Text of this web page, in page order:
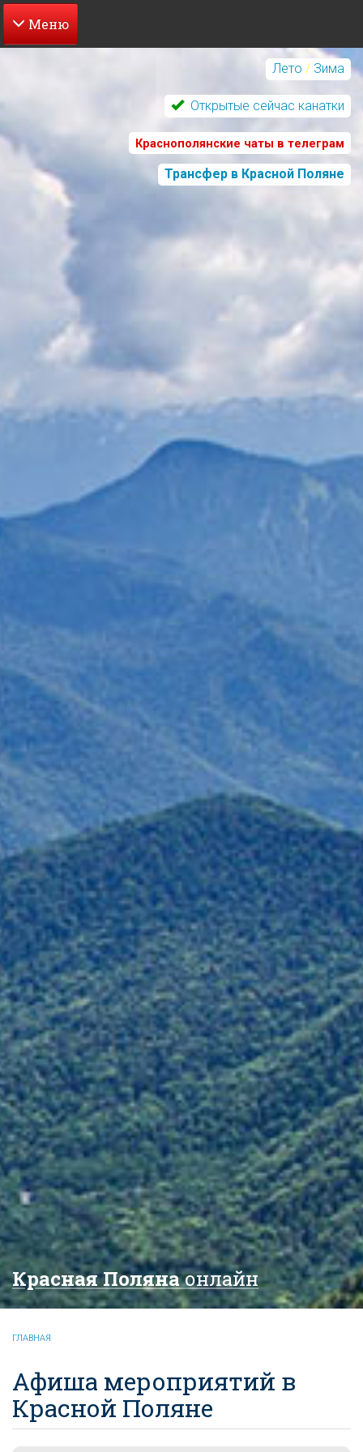
Перейти
содержанию
Лето / Зима
Открытые сейчас канатки
Краснополянские чаты в телеграм
Трансфер в Красной Поляне
Красная Полянаонлайн
ГЛАВНАЯ
Афиша мероприятий в
Красной Поляне